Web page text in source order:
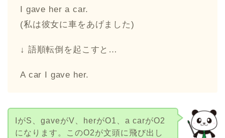
I gave her a car.
(私は彼女に車をあげました)
↓ 語順転倒を起こすと…
A car I gave her.
IがS、gaveがV、herがO1、a carがO2
になります。このO2が文頭に飛び出し